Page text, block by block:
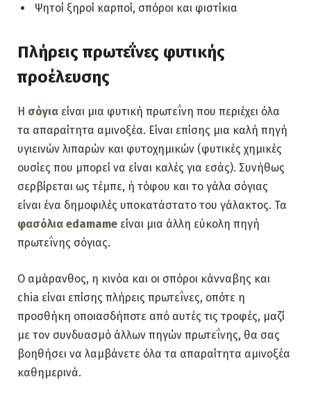
Ψητοί ξηροί καρποί, σπόροι και φιστίκια
Πλήρεις πρωτεΐνες φυτικής
προέλευσης
Η σόγια είναι μια φυτική πρωτεΐνη που περιέχει όλα
τα απαραίτητα αμινοξέα. Είναι επίσης μια καλή πηγή
υγιεινών λιπαρών και φυτοχημικών (φυτικές χημικές
ουσίες που μπορεί να είναι καλές για εσάς). Συνήθως
σερβίρεται ως τέμπε, ή τόφου και το γάλα σόγιας
είναι ένα δημοφιλές υποκατάστατο του γάλακτος. Τα
φασόλια edamame είναι μια άλλη εύκολη πηγή
πρωτεΐνης σόγιας.
Ο αμάρανθος, η κινόα και οι σπόροι κάνναβης και
chia είναι επίσης πλήρεις πρωτεΐνες, οπότε η
προσθήκη οποιασδήποτε από αυτές τις τροφές, μαζί
με τον συνδυασμό άλλων πηγών πρωτεΐνης, θα σας
βοηθήσει να λαμβάνετε όλα τα απαραίτητα αμινοξέα
καθημερινά.